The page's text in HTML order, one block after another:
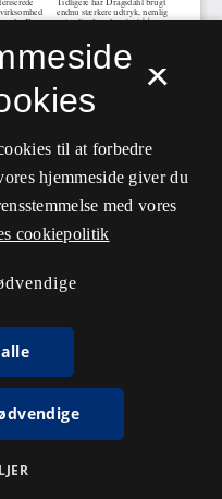
×
til at forbedre
hjemmeside giver du
med vores
cookiepolitik